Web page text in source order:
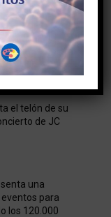
A PIE DE
DE LA NUEVA
CONTRIBUIR
URBANO
el telón de su
de JC
una
para
los 120.000